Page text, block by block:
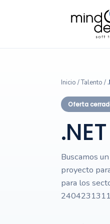
Inicio /Talento /
Oferta
Buscamos
proyecto
para los
2404231311